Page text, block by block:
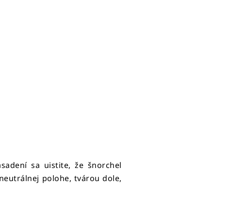
sa uistite, že šnorchel
polohe, tvárou dole,